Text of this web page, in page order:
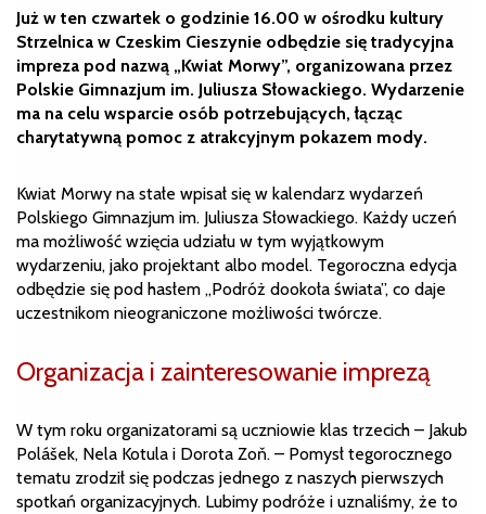
Już w ten czwartek o godzinie 16.00 w ośrodku kultury
Strzelnica w Czeskim Cieszynie odbędzie się tradycyjna
impreza pod nazwą „Kwiat Morwy”, organizowana przez
Polskie Gimnazjum im. Juliusza Słowackiego. Wydarzenie
ma na celu wsparcie osób potrzebujących, łącząc
charytatywną pomoc z atrakcyjnym pokazem mody.
Kwiat Morwy na stałe wpisał się w kalendarz wydarzeń
Polskiego Gimnazjum im. Juliusza Słowackiego. Każdy uczeń
ma możliwość wzięcia udziału w tym wyjątkowym
wydarzeniu, jako projektant albo model. Tegoroczna edycja
odbędzie się pod hasłem „Podróż dookoła świata”, co daje
uczestnikom nieograniczone możliwości twórcze.
Organizacja i zainteresowanie imprezą
W tym roku organizatorami są uczniowie klas trzecich – Jakub
Polášek, Nela Kotula i Dorota Zoň. – Pomysł tegorocznego
tematu zrodził się podczas jednego z naszych pierwszych
spotkań organizacyjnych. Lubimy podróże i uznaliśmy, że to